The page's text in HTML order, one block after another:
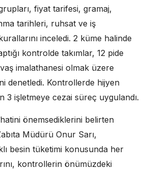
fiyat tarifesi, gramaj,
tarihleri, ruhsat ve iş
inceledi. 2 küme halinde
kontrolde takımlar, 12 pide
imalathanesi olmak üzere
denetledi. Kontrollerde hijyen
3 işletmeye cezai süreç uygulandı.
önemsediklerini belirten
Müdürü Onur Sarı,
besin tüketimi konusunda her
kontrollerin önümüzdeki